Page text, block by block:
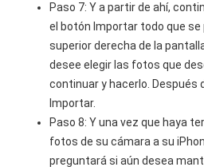
Paso 7: Y a partir de ahí,
el botón Importar todo que se
superior derecha de la
desee elegir las fotos que
continuar y hacerlo. Después
Importar.
Paso 8: Y una vez que haya
fotos de su cámara a su
preguntará si aún desea